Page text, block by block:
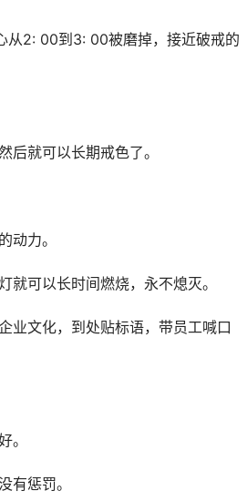
2: 00到3: 00被磨掉，接近破戒的
就可以长期戒色了。
力。
可以长时间燃烧，永不熄灭。
文化，到处贴标语，带员工喊口
。
惩罚。